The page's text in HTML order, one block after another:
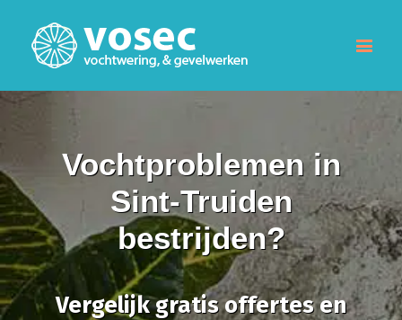
Vochtproblemen in
Sint-Truiden
bestrijden?
Vergelijk gratis offertes en